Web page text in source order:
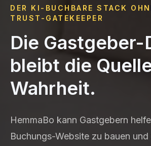
DER KI-BUCHBARE STACK
TRUST-GATEKEEPER
Die Gastgeber-
bleibt die
Wahrheit.
HemmaBo kann Gastgebern
Buchungs-Website zu bauen